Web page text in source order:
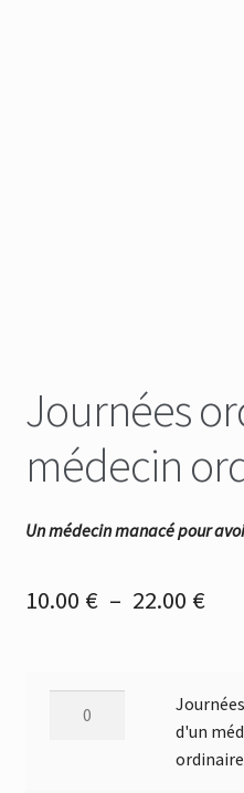
Journées
médecin
Un médecin manacé pour
10.00 € – 22.00 €
à
d'un